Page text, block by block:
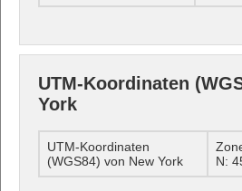
UTM-Koordinaten
York
UTM-Koordinaten
(WGS84) von New York
N: